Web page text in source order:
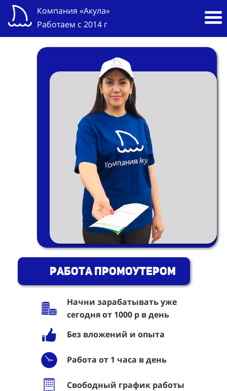
Компания «Акула»
Работаем с 2014 г
Работа промоутером
Начни зарабатывать уже
сегодня от 1000 р в день
Без вложений и опыта
Работа от 1 часа в день
Свободный график работы